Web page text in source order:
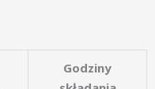
Godziny